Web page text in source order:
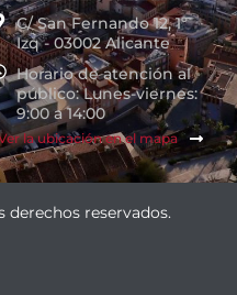
C/ San Fernando 12, 1º
Izq - 03002 Alicante
Horario de atención al
público: Lunes-viernes:
9:00 a 14:00
la ubicación en el mapa
derechos reservados.